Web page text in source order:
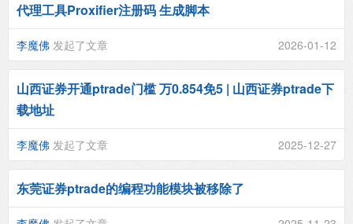
代理工具Proxifier注册码 生成脚本
李魔佛 发起了文章 2026-01-12
山西证券开通ptrade门槛 万0.854免5 | 山西证券ptrade下
载地址
李魔佛 发起了文章 2025-12-27
东莞证券ptrade的编程功能模块被移除了